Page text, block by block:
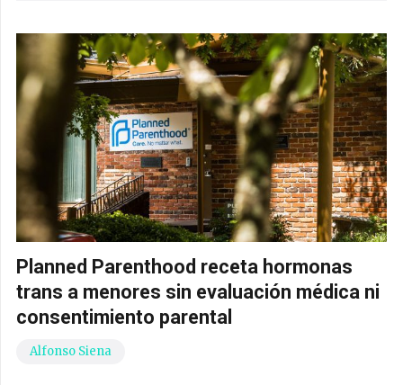
Planned Parenthood receta hormonas
trans a menores sin evaluación médica ni
consentimiento parental
Alfonso Siena